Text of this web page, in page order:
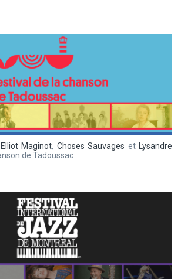
Elliot Maginot, Choses Sauvages et
Lysandre
de Tadoussac